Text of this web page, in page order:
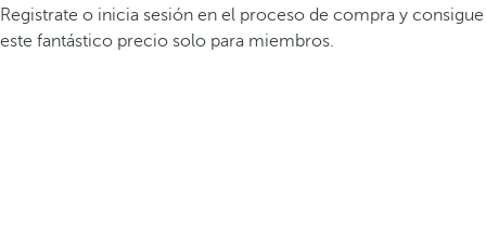
Registrate o inicia sesión en el proceso de compra y consigue
este fantástico precio solo para miembros.